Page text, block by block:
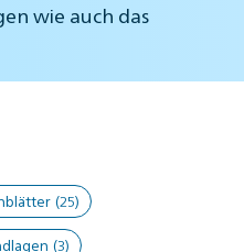
wie auch das
(25)
(3)